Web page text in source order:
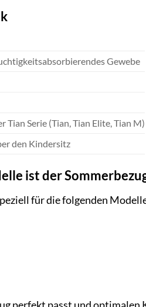
Gewebe
Tian Serie (Tian, Tian Elite, Tian M)
den Kindersitz
ist der
für die folgenden